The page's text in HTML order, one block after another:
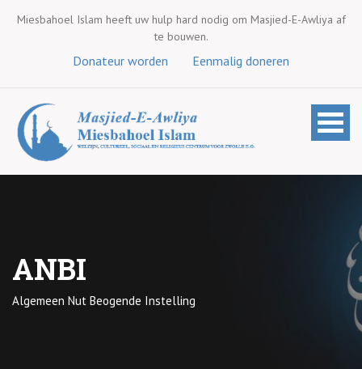
Miesbahoel Islam heeft uw hulp hard nodig om Masjied-E-Awliya af
te bouwen.
Donateur worden Eenmalig doneren
ANBI
Algemeen Nut Beogende Instelling